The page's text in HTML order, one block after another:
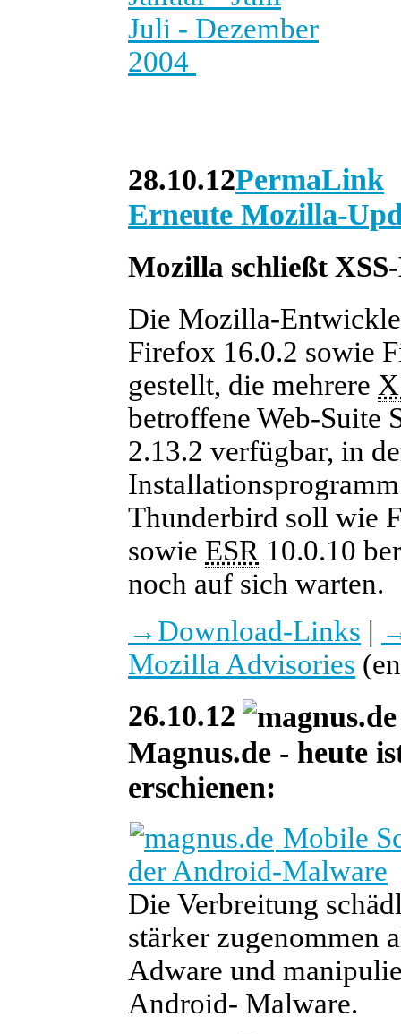
Juli - Dezember
2004
28.10.12PermaLink
Erneute Mozilla-
Mozilla schließt
Die Mozilla-
Firefox 16.0.2 sowie
gestellt, die mehrere
betroffene Web-Suite
2.13.2 verfügbar, in
Thunderbird soll wie
sowie ESR 10.0.10
noch auf sich warten.
→Download-Links |
Mozilla Advisories
26.10.12
Magnus.de - heute
erschienen:
Mobile
der Android-Malware
Die Verbreitung
stärker zugenommen
Adware und
Android- Malware.